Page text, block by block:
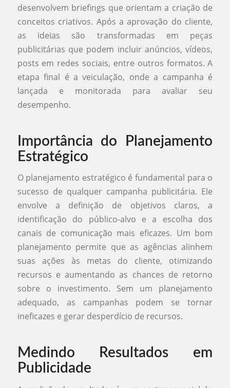
desenvolvem briefings que orientam a criação de
conceitos criativos. Após a aprovação do cliente,
as ideias são transformadas em peças
publicitárias que podem incluir anúncios, vídeos,
posts em redes sociais, entre outros formatos. A
etapa final é a veiculação, onde a campanha é
lançada e monitorada para avaliar seu
desempenho.
Importância do Planejamento
Estratégico
O planejamento estratégico é fundamental para o
sucesso de qualquer campanha publicitária. Ele
envolve a definição de objetivos claros, a
identificação do público-alvo e a escolha dos
canais de comunicação mais eficazes. Um bom
planejamento permite que as agências alinhem
suas ações às metas do cliente, otimizando
recursos e aumentando as chances de retorno
sobre o investimento. Sem um planejamento
adequado, as campanhas podem se tornar
ineficazes e gerar desperdício de recursos.
Medindo Resultados em
Publicidade